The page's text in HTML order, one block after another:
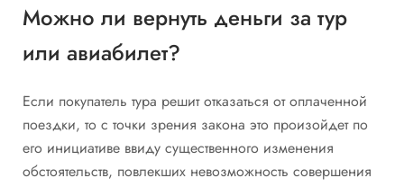
Можно ли вернуть деньги за тур
или авиабилет?
Если покупатель тура решит отказаться от оплаченной
поездки, то с точки зрения закона это произойдет по
его инициативе ввиду существенного изменения
обстоятельств, повлекших невозможность совершения